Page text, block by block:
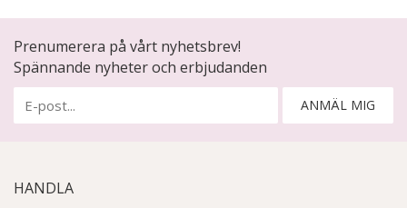
Prenumerera på vårt nyhetsbrev!
Spännande nyheter och erbjudanden
ANMÄL MIG
HANDLA